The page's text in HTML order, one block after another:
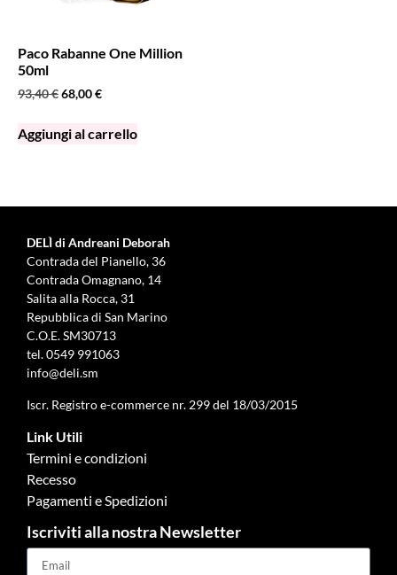
Paco Rabanne One Million
50ml
93,40€68,00€
Aggiungi al carrello
DELÌ di Andreani Deborah
Contrada del Pianello, 36
Contrada Omagnano, 14
Salita alla Rocca, 31
Repubblica di San Marino
C.O.E. SM30713
tel.0549 991063
info@deli.sm
Iscr. Registro e-commerce nr. 299 del 18/03/2015
Link Utili
Termini e condizioni
Recesso
Pagamenti e Spedizioni
Iscriviti alla nostra Newsletter